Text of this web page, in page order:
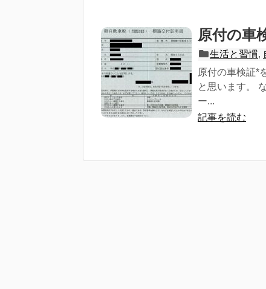
原付の車
生活と習慣,
原付の車検証*
と思います。
ー...
記事を読む